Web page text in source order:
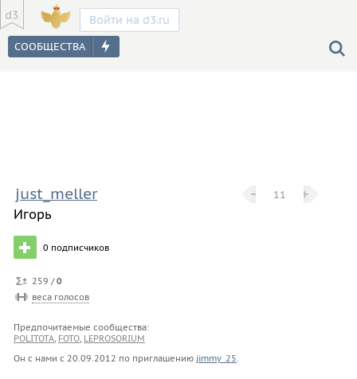
Войти на d3.ru
− 11 +
just_meller
Игорь
0 подписчиков
259 /0
веса голосов
Предпочитаемые сообщества:
POLITOTA, FOTO, LEPROSORIUM
Он с нами с 20.09.2012 по приглашению jimmy_25.